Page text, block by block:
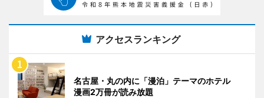
アクセスランキング
名古屋・丸の内に「漫泊」テーマのホテル
漫画2万冊が読み放題